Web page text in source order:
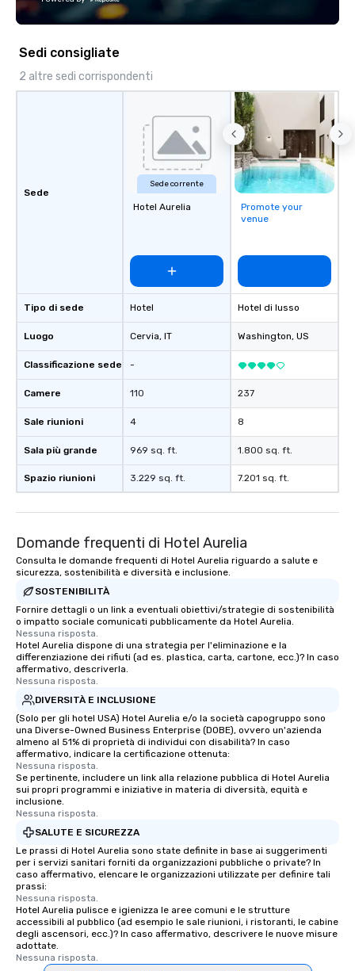
Sedi consigliate
2 altre sedi corrispondenti
Sede
Tipo di sede
Luogo
Classificazione sede
Camere
Sale riunioni
Sala più grande
Spazio riunioni
Sede corrente
Hotel Aurelia
Hotel
Cervia, IT
-
110
4
969 sq. ft.
3.229 sq. ft.
Promote your
venue
Hotel di lusso
Washington, US
237
8
1.800 sq. ft.
7.201 sq. ft.
Domande frequenti di Hotel Aurelia
Consulta le domande frequenti di Hotel Aurelia riguardo a salute e
sicurezza, sostenibilità e diversità e inclusione.
SOSTENIBILITÀ
Fornire dettagli o un link a eventuali obiettivi/strategie di sostenibilità
o impatto sociale comunicati pubblicamente da Hotel Aurelia.
Nessuna risposta.
Hotel Aurelia dispone di una strategia per l'eliminazione e la
differenziazione dei rifiuti (ad es. plastica, carta, cartone, ecc.)? In caso
affermativo, descriverla.
Nessuna risposta.
DIVERSITÀ E INCLUSIONE
(Solo per gli hotel USA) Hotel Aurelia e/o la società capogruppo sono
una Diverse-Owned Business Enterprise (DOBE), ovvero un'azienda
almeno al 51% di proprietà di individui con disabilità? In caso
affermativo, indicare la certificazione ottenuta:
Nessuna risposta.
Se pertinente, includere un link alla relazione pubblica di Hotel Aurelia
sui propri programmi e iniziative in materia di diversità, equità e
inclusione.
Nessuna risposta.
SALUTE E SICUREZZA
Le prassi di Hotel Aurelia sono state definite in base ai suggerimenti
per i servizi sanitari forniti da organizzazioni pubbliche o private? In
caso affermativo, elencare le organizzazioni utilizzate per definire tali
prassi:
Nessuna risposta.
Hotel Aurelia pulisce e igienizza le aree comuni e le strutture
accessibili al pubblico (ad esempio le sale riunioni, i ristoranti, le cabine
degli ascensori, ecc.)? In caso affermativo, descrivere le nuove misure
adottate.
Nessuna risposta.